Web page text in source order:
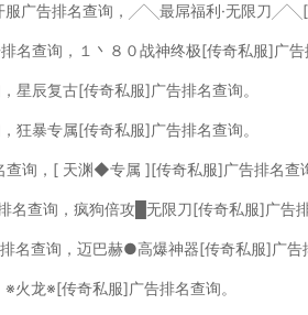
广告排名查询，╱╲最屌福利·无限刀╱╲[
名查询，１丶８０战神终极[传奇私服]广告
星辰复古[传奇私服]广告排名查询。
狂暴专属[传奇私服]广告排名查询。
询，[ 天渊◆专属 ][传奇私服]广告排名查
查询，疯狗倍攻█无限刀[传奇私服]广告排
查询，迈巴赫●高爆神器[传奇私服]广告
龙※[传奇私服]广告排名查询。